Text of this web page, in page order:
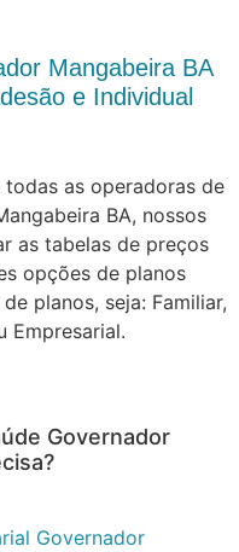
Mangabeira BA
e Individual
as operadoras de
BA, nossos
as tabelas de preços
opções de planos
planos, seja: Familiar,
Empresarial.
Governador
Governador